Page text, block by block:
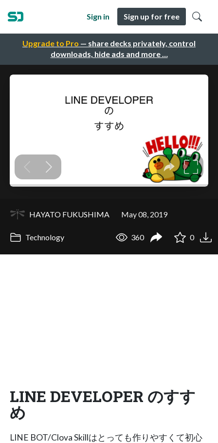
Upgrade to Pro — share decks privately, control
downloads, hide ads and more …
Sign in Sign up for free
HAYATO FUKUSHIMA May 08, 2019
Technology 360 0
LINE DEVELOPER のすす
め
LINE BOT/Clova Skillはとっても作りやすくて初心